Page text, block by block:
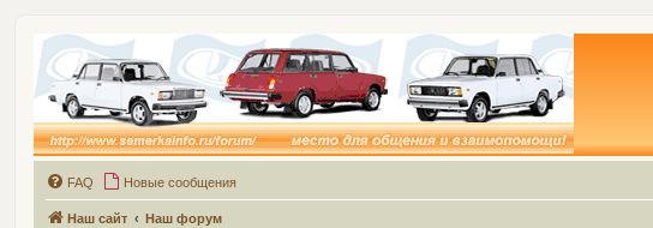
FAQ Новые сообщения
Наш сайт Наш форум